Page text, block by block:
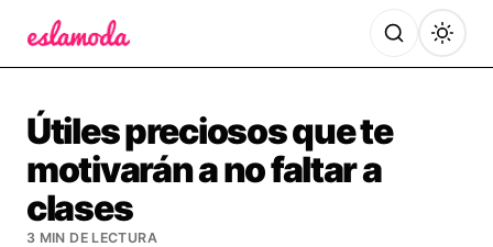
Útiles preciosos que te
motivarán a no faltar a
clases
3 MIN DE LECTURA